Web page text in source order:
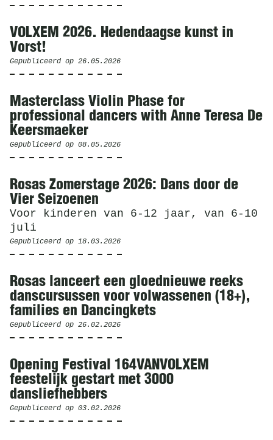
VOLXEM 2026. Hedendaagse kunst in
Vorst!
Gepubliceerd op 26.05.2026
Masterclass Violin Phase for
professional dancers with Anne Teresa De
Keersmaeker
Gepubliceerd op 08.05.2026
Rosas Zomerstage 2026: Dans door de
Vier Seizoenen
Voor kinderen van 6-12 jaar, van 6-10
juli
Gepubliceerd op 18.03.2026
Rosas lanceert een gloednieuwe reeks
danscursussen voor volwassenen (18+),
families en Dancingkets
Gepubliceerd op 26.02.2026
Opening Festival 164VANVOLXEM
feestelijk gestart met 3000
dansliefhebbers
Gepubliceerd op 03.02.2026